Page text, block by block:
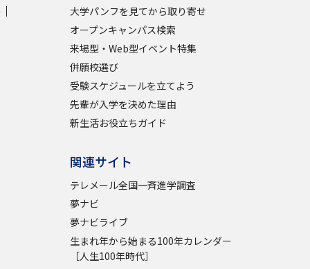
大学パンフを見てから取り寄せ
オープンキャンパス検索
来場型・Web型イベント特集
併願校選び
受験スケジュールを立てよう
先輩が入学を決めた理由
新生活お役立ちガイド
関連サイト
テレメール全国一斉進学調査
夢ナビ
夢ナビライブ
生まれ年から始まる100年カレンダー
［人生100年時代］